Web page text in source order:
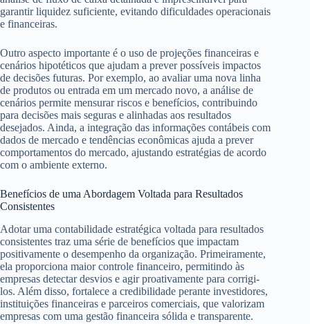
garantir liquidez suficiente, evitando dificuldades operacionais
e financeiras.
Outro aspecto importante é o uso de projeções financeiras e
cenários hipotéticos que ajudam a prever possíveis impactos
de decisões futuras. Por exemplo, ao avaliar uma nova linha
de produtos ou entrada em um mercado novo, a análise de
cenários permite mensurar riscos e benefícios, contribuindo
para decisões mais seguras e alinhadas aos resultados
desejados. Ainda, a integração das informações contábeis com
dados de mercado e tendências econômicas ajuda a prever
comportamentos do mercado, ajustando estratégias de acordo
com o ambiente externo.
Benefícios de uma Abordagem Voltada para Resultados
Consistentes
Adotar uma contabilidade estratégica voltada para resultados
consistentes traz uma série de benefícios que impactam
positivamente o desempenho da organização. Primeiramente,
ela proporciona maior controle financeiro, permitindo às
empresas detectar desvios e agir proativamente para corrigi-
los. Além disso, fortalece a credibilidade perante investidores,
instituições financeiras e parceiros comerciais, que valorizam
empresas com uma gestão financeira sólida e transparente.